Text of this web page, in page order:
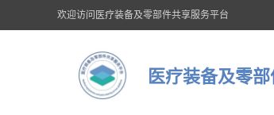
欢迎访问医疗装备及零部件共享服务平台
医疗装备及零